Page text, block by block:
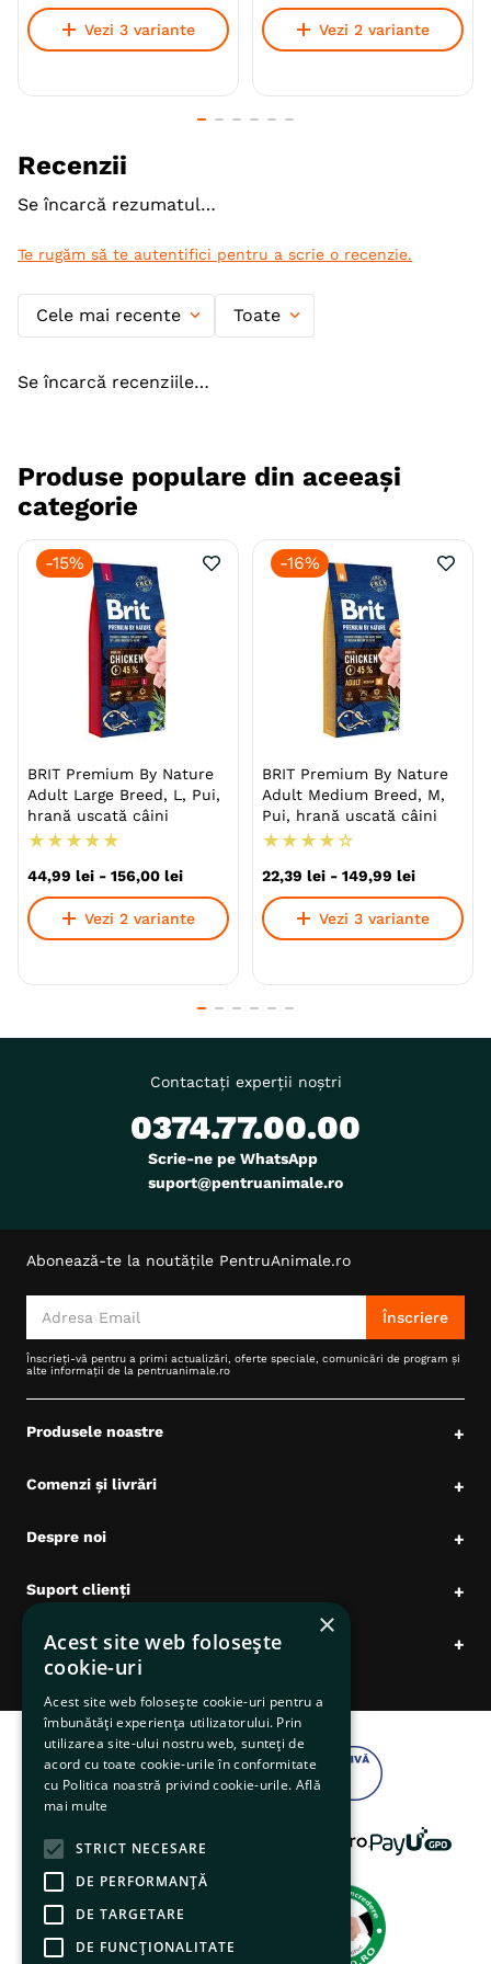
Varsta Adult
Aroma
Metoda de preparare Uscata prin extrudare
Ambalaj Sac
Vezi 3 variante Vezi 2 variante
Recenzii
Se încarcă rezumatul…
Te rugăm să te autentifici pentru a scrie o recenzie.
Cele mai recente Toate
Se încarcă recenziile…
Produse populare din aceeași
categorie
-15%
BRIT Premium By Nature
Adult Large Breed, L, Pui,
hrană uscată câini
★ ★ ★ ★ ★
44,99 lei - 156,00 lei
Vezi 2 variante
-16%
BRIT Premium By Nature
Adult Medium Breed, M,
Pui, hrană uscată câini
★ ★ ★ ★ ☆
22,39 lei - 149,99 lei
Vezi 3 variante
Contactați experții noștri
0374.77.00.00
Scrie-ne pe WhatsApp
suport@pentruanimale.ro
Abonează-te la noutățile PentruAnimale.ro
Înscriere
Înscrieți-vă pentru a primi actualizări, oferte speciale, comunicări de program și
alte informații de la pentruanimale.ro
Produsele noastre +
Comenzi și livrări +
Despre noi +
Suport clienți +
Date comerciale +
×
Acest site web folosește
cookie-uri
Acest site web folosește cookie-uri pentru a
îmbunătăți experiența utilizatorului. Prin
utilizarea site-ului nostru web, sunteți de
acord cu toate cookie-urile în conformitate
cu Politica noastră privind cookie-urile. Află
mai multe
STRICT NECESARE
DE PERFORMANȚĂ
DE TARGETARE
DE FUNCŢIONALITATE